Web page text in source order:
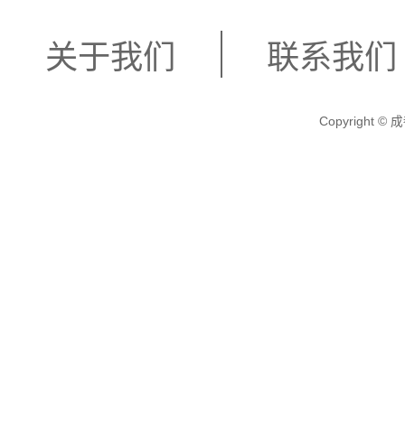
关于我们 联系我们
Copyright © 成